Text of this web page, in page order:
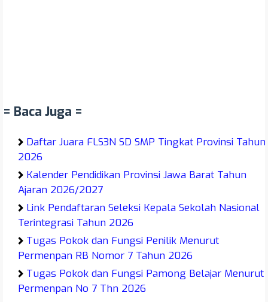
= Baca Juga =
Daftar Juara FLS3N SD SMP Tingkat Provinsi Tahun
2026
Kalender Pendidikan Provinsi Jawa Barat Tahun
Ajaran 2026/2027
Link Pendaftaran Seleksi Kepala Sekolah Nasional
Terintegrasi Tahun 2026
Tugas Pokok dan Fungsi Penilik Menurut
Permenpan RB Nomor 7 Tahun 2026
Tugas Pokok dan Fungsi Pamong Belajar Menurut
Permenpan No 7 Thn 2026